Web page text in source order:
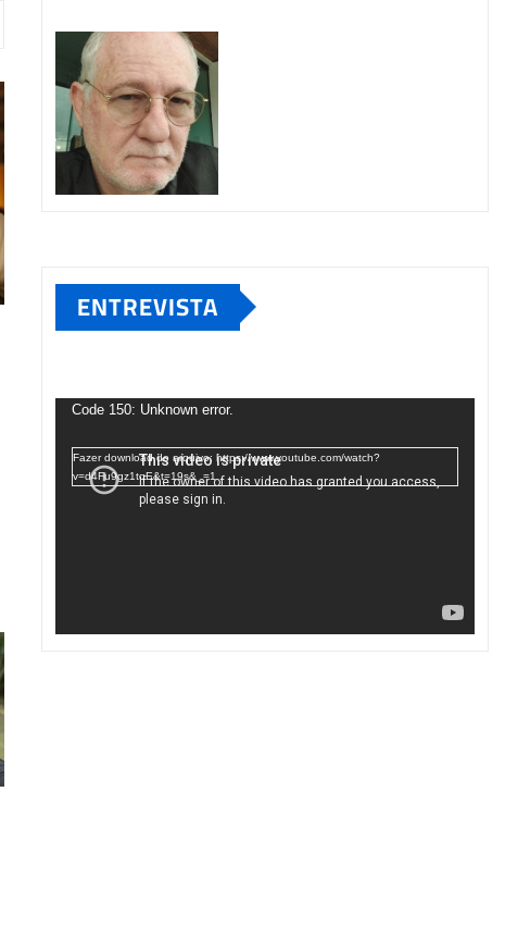
ENTREVISTA
deCode 150: Unknown error.
Fazer download do arquivo: https://www.youtube.com/watch?
v=d4Fu9gz1tqE&t=19s&_=1